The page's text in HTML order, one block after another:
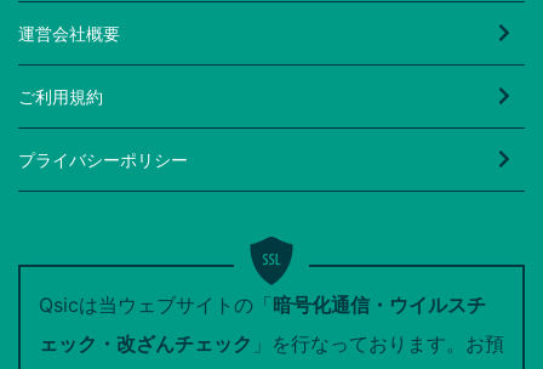
運営会社概要
ご利用規約
プライバシーポリシー
Qsicは当ウェブサイトの「暗号化通信・ウイルスチ
ェック・改ざんチェック 」を行なっております。お預